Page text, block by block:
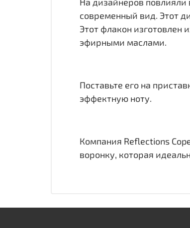
современный вид. Этот
Этот флакон
эфирными маслами.
Поставьте его на
эффектную ноту.
Компания Reflections
воронку, которая